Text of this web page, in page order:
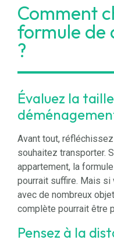
Comment
formule de
?
Évaluez la
Avant tout,
souhaitez transporter.
appartement, la
pourrait suffire. Mais si
avec de nombreux
complète pourrait être
Pensez à la